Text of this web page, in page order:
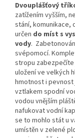
Dvouplášťový
zatížením vyšším,
stání, komunikace,
určen do míst s
vody.
svépomocí.
stropu
uložení ve velkých
hmotnost i pevnost
vztlakem spodní
vodou vnějším
nafukovat vodní
se to mohlo stát u
umístěn v zelené